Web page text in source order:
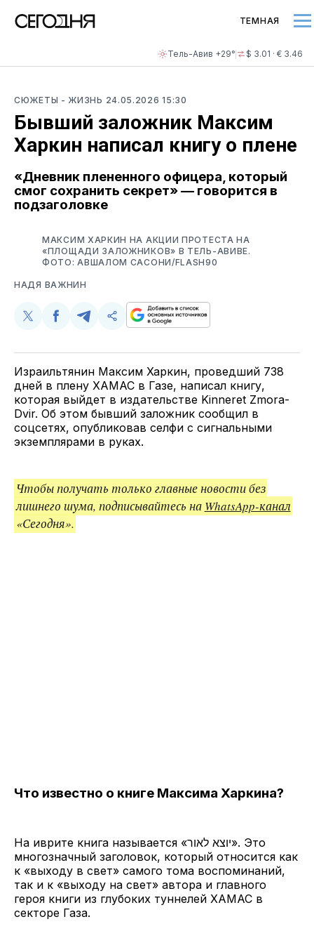
Тель-Авив +29° $ 3.01 · € 3.46
ТЕМНАЯ
СЮЖЕТЫ - ЖИЗНЬ 24.05.2026 15:30
Бывший заложник Максим
Харкин написал книгу о плене
«Дневник плененного офицера, который
смог сохранить секрет» — говорится в
подзаголовке
МАКСИМ ХАРКИН НА АКЦИИ ПРОТЕСТА НА
«ПЛОЩАДИ ЗАЛОЖНИКОВ» В ТЕЛЬ-АВИВЕ.
ФОТО: АВШАЛОМ САСОНИ/FLASH90
НАДЯ ВАЖНИН
Поделиться
Twitter
Поделиться
Facebook
Поделиться
Telegram
Скопируйте
поделитесь
ссылкой
Израильтянин Максим Харкин, проведший 738
дней в плену ХАМАС в Газе, написал книгу,
которая выйдет в издательстве Kinneret Zmora-
Dvir. Об этом бывший заложник сообщил в
соцсетях, опубликовав селфи с сигнальными
экземплярами в руках.
Чтобы получать только главные новости без
лишнего шума, подписывайтесь на WhatsApp-канал
«Сегодня».
Что известно о книге Максима Харкина?
На иврите книга называется «יוצא לאור». Это
многозначный заголовок, который относится как
к «выходу в свет» самого тома воспоминаний,
так и к «выходу на свет» автора и главного
героя книги из глубоких туннелей ХАМАС в
секторе Газа.